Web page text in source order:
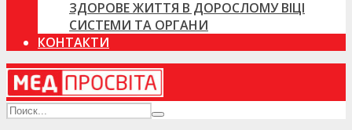
ЗДОРОВЕ ЖИТТЯ В ДОРОСЛОМУ ВІЦІ
СИСТЕМИ ТА ОРГАНИ
КОНТАКТИ